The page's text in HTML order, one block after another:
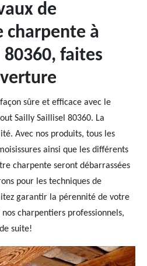
de
à
faites
sûre et efficace avec le
Sailly Saillisel 80360. La
Avec nos produits, tous les
ainsi que les différents
charpente seront débarrassées
pour les techniques de
garantir la pérennité de votre
charpentiers professionnels,
suite!